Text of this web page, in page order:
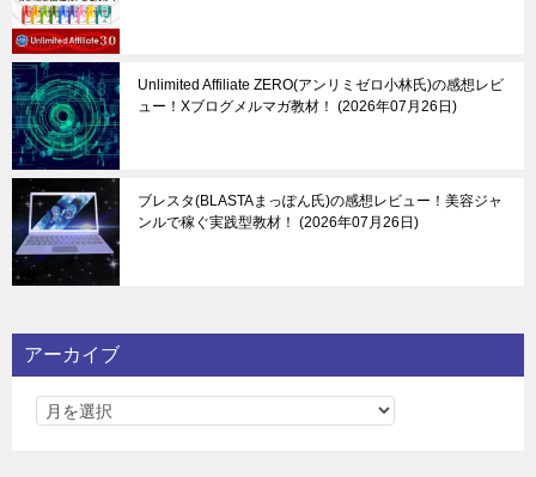
Unlimited Affiliate ZERO(アンリミゼロ小林氏)の感想レビ
ュー！Xブログメルマガ教材！
2026年07月26日
ブレスタ(BLASTAまっぽん氏)の感想レビュー！美容ジャ
ンルで稼ぐ実践型教材！
2026年07月26日
アーカイブ